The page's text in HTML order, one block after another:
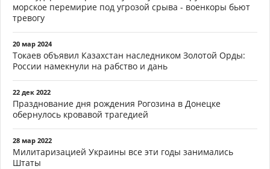
морское перемирие под угрозой срыва - военкоры бьют
тревогу
20 мар 2024
Токаев объявил Казахстан наследником Золотой Орды:
России намекнули на рабство и дань
22 дек 2022
Празднование дня рождения Рогозина в Донецке
обернулось кровавой трагедией
28 мар 2022
Милитаризацией Украины все эти годы занимались
Штаты